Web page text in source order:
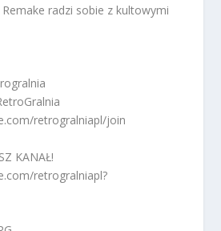
radzi sobie z kultowymi
retrogralniapl/join
KANAŁ!
retrogralniapl?